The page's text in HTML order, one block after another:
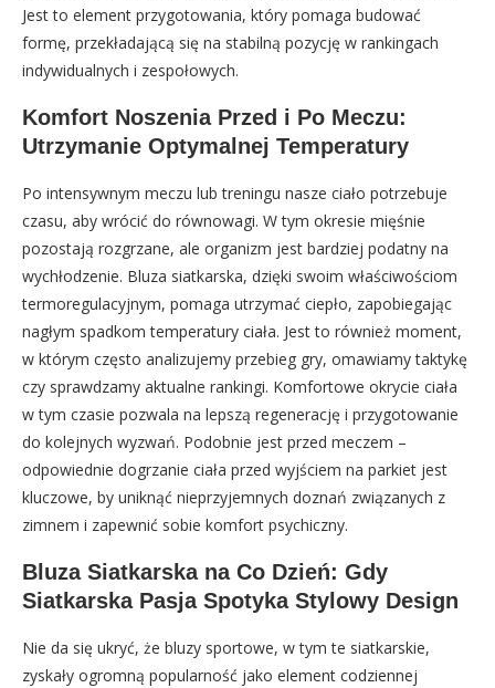
Jest to element przygotowania, który pomaga budować
formę, przekładającą się na stabilną pozycję w rankingach
indywidualnych i zespołowych.
Komfort Noszenia Przed i Po Meczu:
Utrzymanie Optymalnej Temperatury
Po intensywnym meczu lub treningu nasze ciało potrzebuje
czasu, aby wrócić do równowagi. W tym okresie mięśnie
pozostają rozgrzane, ale organizm jest bardziej podatny na
wychłodzenie. Bluza siatkarska, dzięki swoim właściwościom
termoregulacyjnym, pomaga utrzymać ciepło, zapobiegając
nagłym spadkom temperatury ciała. Jest to również moment,
w którym często analizujemy przebieg gry, omawiamy taktykę
czy sprawdzamy aktualne rankingi. Komfortowe okrycie ciała
w tym czasie pozwala na lepszą regenerację i przygotowanie
do kolejnych wyzwań. Podobnie jest przed meczem –
odpowiednie dogrzanie ciała przed wyjściem na parkiet jest
kluczowe, by uniknąć nieprzyjemnych doznań związanych z
zimnem i zapewnić sobie komfort psychiczny.
Bluza Siatkarska na Co Dzień: Gdy
Siatkarska Pasja Spotyka Stylowy Design
Nie da się ukryć, że bluzy sportowe, w tym te siatkarskie,
zyskały ogromną popularność jako element codziennej